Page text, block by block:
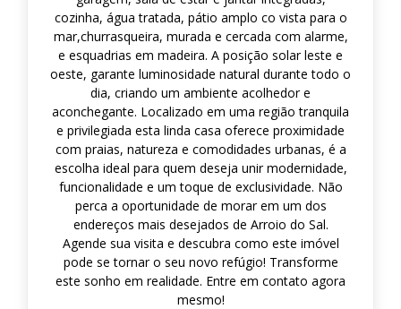
cozinha, água tratada, pátio amplo co vista para o
mar,churrasqueira, murada e cercada com alarme,
e esquadrias em madeira. A posição solar leste e
oeste, garante luminosidade natural durante todo o
dia, criando um ambiente acolhedor e
aconchegante. Localizado em uma região tranquila
e privilegiada esta linda casa oferece proximidade
com praias, natureza e comodidades urbanas, é a
escolha ideal para quem deseja unir modernidade,
funcionalidade e um toque de exclusividade. Não
perca a oportunidade de morar em um dos
endereços mais desejados de Arroio do Sal.
Agende sua visita e descubra como este imóvel
pode se tornar o seu novo refúgio! Transforme
este sonho em realidade. Entre em contato agora
mesmo!